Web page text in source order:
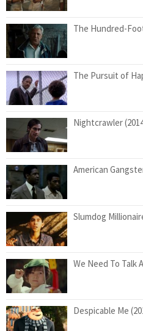
The Hundred-
The Pursuit of
Nightcrawler
American
Slumdog
We Need To Talk
Despicable Me